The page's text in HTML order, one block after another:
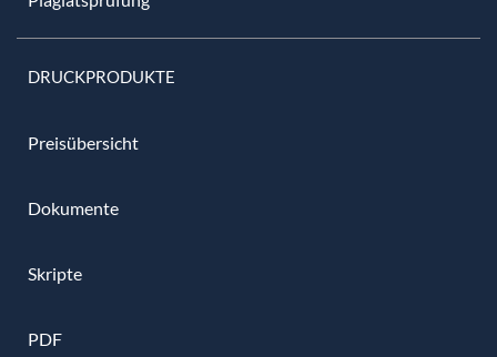
DRUCKPRODUKTE
Preisübersicht
Dokumente
Skripte
PDF